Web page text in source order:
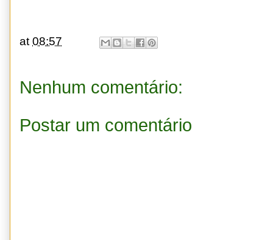
at08:57
Nenhum comentário:
Postar um comentário